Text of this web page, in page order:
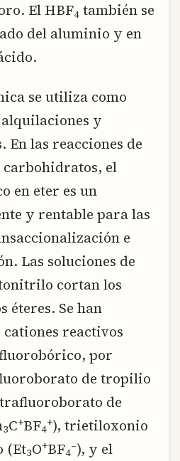
El HBF4 también se
del aluminio y en
se utiliza como
y
las reacciones de
carbohidratos, el
en eter es un
y rentable para las
e
Las soluciones de
cortan los
éteres. Se han
reactivos
por
de tropilio
de
3C+BF4
+), trietiloxonio
(Et3O+BF4
–), y el